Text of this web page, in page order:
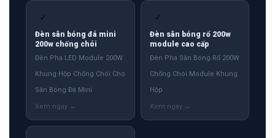
✓
Đèn sân bóng đá mini
200w chống chói
Đèn Pha LED Module 200W
Khung Hộp Chống Chói Cho
Sân Bóng Đá Mini
✓
Đèn sân bóng rổ 200w
module cao cấp
Đèn Pha Sân Bóng Rổ 200W
Chống Chói Module Khung
Hộp